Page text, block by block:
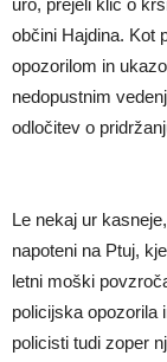
uro, prejeli klic o
občini Hajdina. Kot
opozorilom in
nedopustnim
odločitev o
Le nekaj ur
napoteni na Ptuj,
letni moški
policijska opozorila
policisti tudi zoper